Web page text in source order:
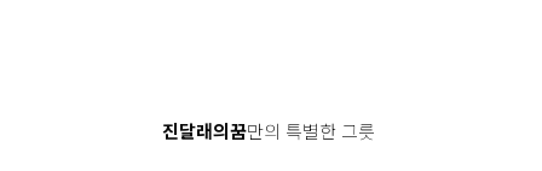
진달래의꿈만의 특별한 그릇